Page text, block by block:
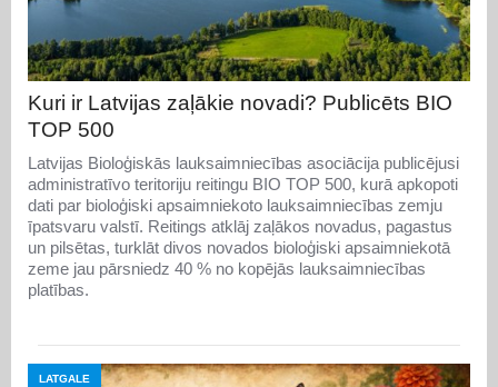
Kuri ir Latvijas zaļākie novadi? Publicēts BIO
TOP 500
Latvijas Bioloģiskās lauksaimniecības asociācija publicējusi
administratīvo teritoriju reitingu BIO TOP 500, kurā apkopoti
dati par bioloģiski apsaimniekoto lauksaimniecības zemju
īpatsvaru valstī. Reitings atklāj zaļākos novadus, pagastus
un pilsētas, turklāt divos novados bioloģiski apsaimniekotā
zeme jau pārsniedz 40 % no kopējās lauksaimniecības
platības.
LATGALE